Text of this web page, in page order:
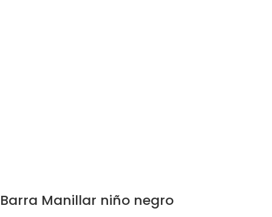
Barra Manillar niño negro